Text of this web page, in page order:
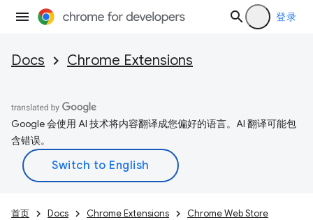
登录
Docs Chrome Extensions
Google 会使用 AI 技术将内容翻译成您偏好的语言。AI 翻译可能包
含错误。
首页 Docs Chrome Extensions Chrome Web Store